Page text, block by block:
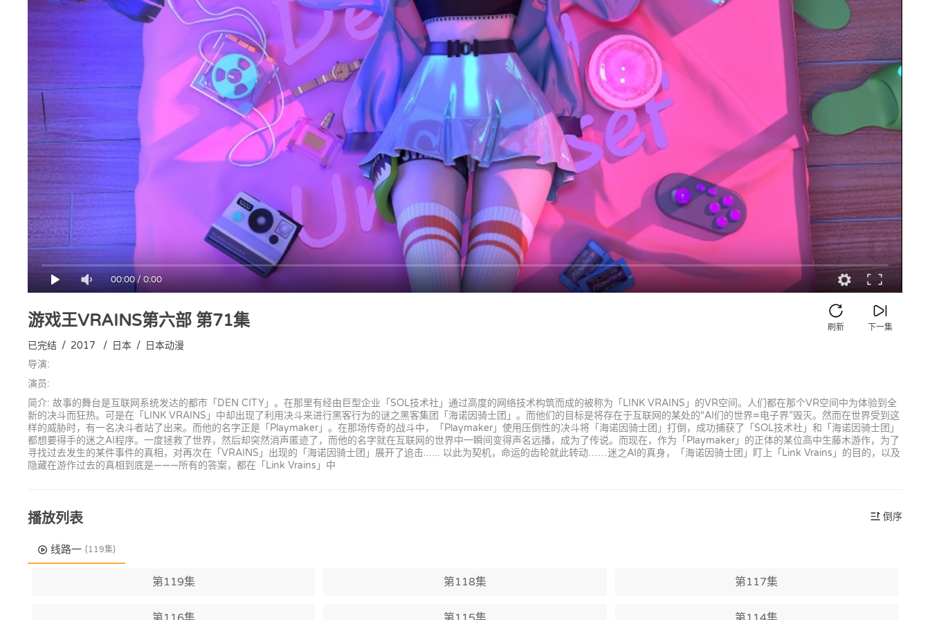
00:00/0:00
游戏王VRAINS第六部 第71集 下一集
刷新
已完结 / 2017 / 日本 / 日本动漫
导演:
演员:
简介: 故事的舞台是互联网系统发达的都市「DEN CITY」。在那里有经由巨型企业「SOL技术社」通过高度的网络技术构筑而成的被称为「LINK VRAINS」的VR空间。人们都在那个VR空间中为体验到全
新的决斗而狂热。可是在「LINK VRAINS」中却出现了利用决斗来进行黑客行为的谜之黑客集团「海诺因骑士团」。而他们的目标是将存在于互联网的某处的“AI们的世界=电子界”毁灭。然而在世界受到这
样的威胁时，有一名决斗者站了出来。而他的名字正是「Playmaker」。在那场传奇的战斗中，「Playmaker」使用压倒性的决斗将「海诺因骑士团」打倒，成功捕获了「SOL技术社」和「海诺因骑士团」
都想要得手的迷之AI程序。一度拯救了世界，然后却突然消声匿迹了，而他的名字就在互联网的世界中一瞬间变得声名远播，成为了传说。而现在，作为「Playmaker」的正体的某位高中生藤木游作，为了
寻找过去发生的某件事件的真相，对再次在「VRAINS」出现的「海诺因骑士团」展开了追击...... 以此为契机，命运的齿轮就此转动……迷之AI的真身，「海诺因骑士团」盯上「Link Vrains」的目的，以及
隐藏在游作过去的真相到底是———所有的答案，都在「Link Vrains」中
播放列表 倒序
线路一 (119集)
第119集 第118集 第117集